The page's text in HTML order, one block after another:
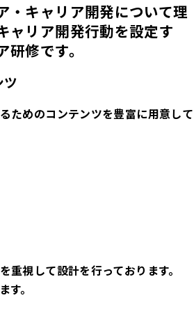
・キャリア開発について理
ャリア開発行動を設定す
修です。
ためのコンテンツを豊富に用意して
視して設計を行っております。
。